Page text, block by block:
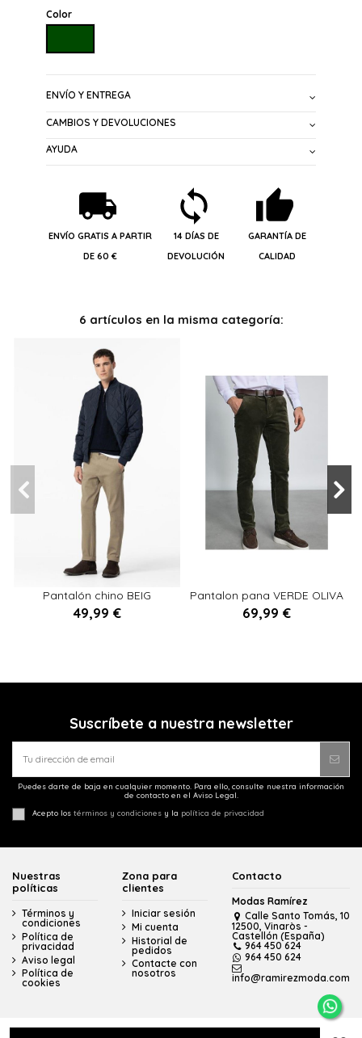
Color
ENVÍO Y ENTREGA
CAMBIOS Y DEVOLUCIONES
AYUDA
ENVÍO GRATIS A PARTIR
DE 60 €
14 DÍAS DE
DEVOLUCIÓN
GARANTÍA DE
CALIDAD
6 artículos en la misma categoría:
Pantalón chino BEIG
49,99 €
39 40
Añadir al carrito
Pantalon pana VERDE OLIVA
69,99 €
Añadir al carrito
Suscríbete a nuestra newsletter
Puedes darte de baja en cualquier momento. Para ello, consulte nuestra información
de contacto en el Aviso Legal.
Acepto los términos y condiciones y la política de privacidad
Nuestras
políticas
Términos y
condiciones
Política de
privacidad
Aviso legal
Política de
cookies
Zona para
clientes
Iniciar sesión
Mi cuenta
Historial de
pedidos
Contacte con
nosotros
Contacto
Modas Ramírez
Calle Santo Tomás, 10
12500, Vinaròs -
Castellón (España)
964 450 624
964 450 624
info@ramirezmoda.com
© Modas Ramírez - Todos los derechos reservados - Powered by